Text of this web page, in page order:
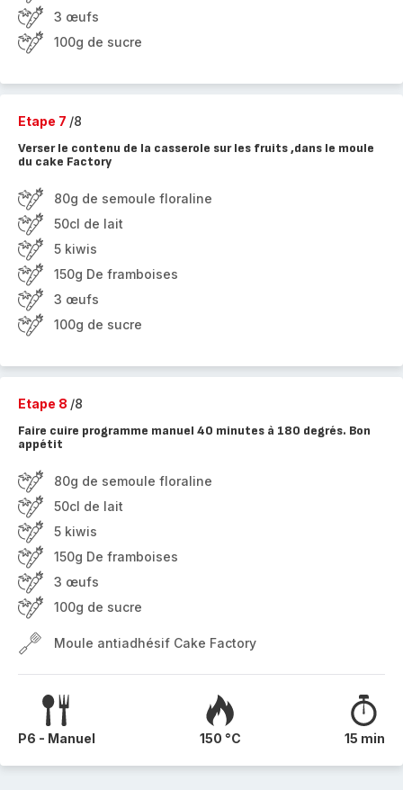
3 œufs
100g de sucre
Etape 7 /8
Verser le contenu de la casserole sur les fruits ,dans le moule
du cake Factory
80g de semoule floraline
50cl de lait
5 kiwis
150g De framboises
3 œufs
100g de sucre
Etape 8 /8
Faire cuire programme manuel 40 minutes à 180 degrés. Bon
appétit
80g de semoule floraline
50cl de lait
5 kiwis
150g De framboises
3 œufs
100g de sucre
Moule antiadhésif Cake Factory
P6 - Manuel 150 °C 15 min